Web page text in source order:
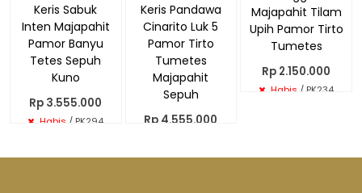
Keris Sabuk
Inten Majapahit
Pamor Banyu
Tetes Sepuh
Kuno
Rp 3.555.000
Habis / PK294
Keris Pandawa
Cinarito Luk 5
Pamor Tirto
Tumetes
Majapahit
Sepuh
Rp 4.555.000
KERIS KUNO!!
Tangguh
Majapahit Tilam
Tumetes